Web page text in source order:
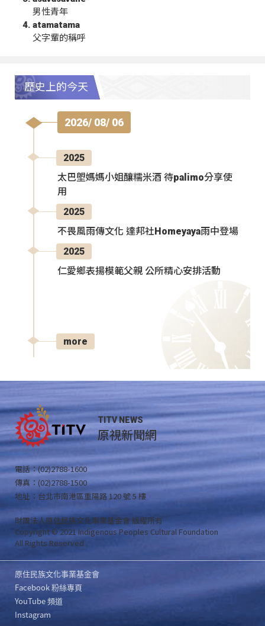
男性青年
atamatama
父字輩的稱呼
歷史上的今天
2026/ 08/ 06
2025
太巴塱媽媽小姐釀糯米酒 待palimo分享使
用
2025
不畏風雨傳文化 達邦社Homeyaya雨中登場
2025
仁愛鄉表揚模範父親 公所精心安排活動
more
TITV NEWS
原視新聞網
電話：(02)2788-1600
傳真：(02)2788-1500
地址：台北市南港區重陽路 120 號 5 樓
財團法人原住民族文化事業基金會 版權所有
Copyright © 2021 Indigenous Peoples Cultural Foundation
All Rights Reserved .
原住民族文化事業基金會
Facebook 粉絲專頁
YouTube 頻道
Instagram